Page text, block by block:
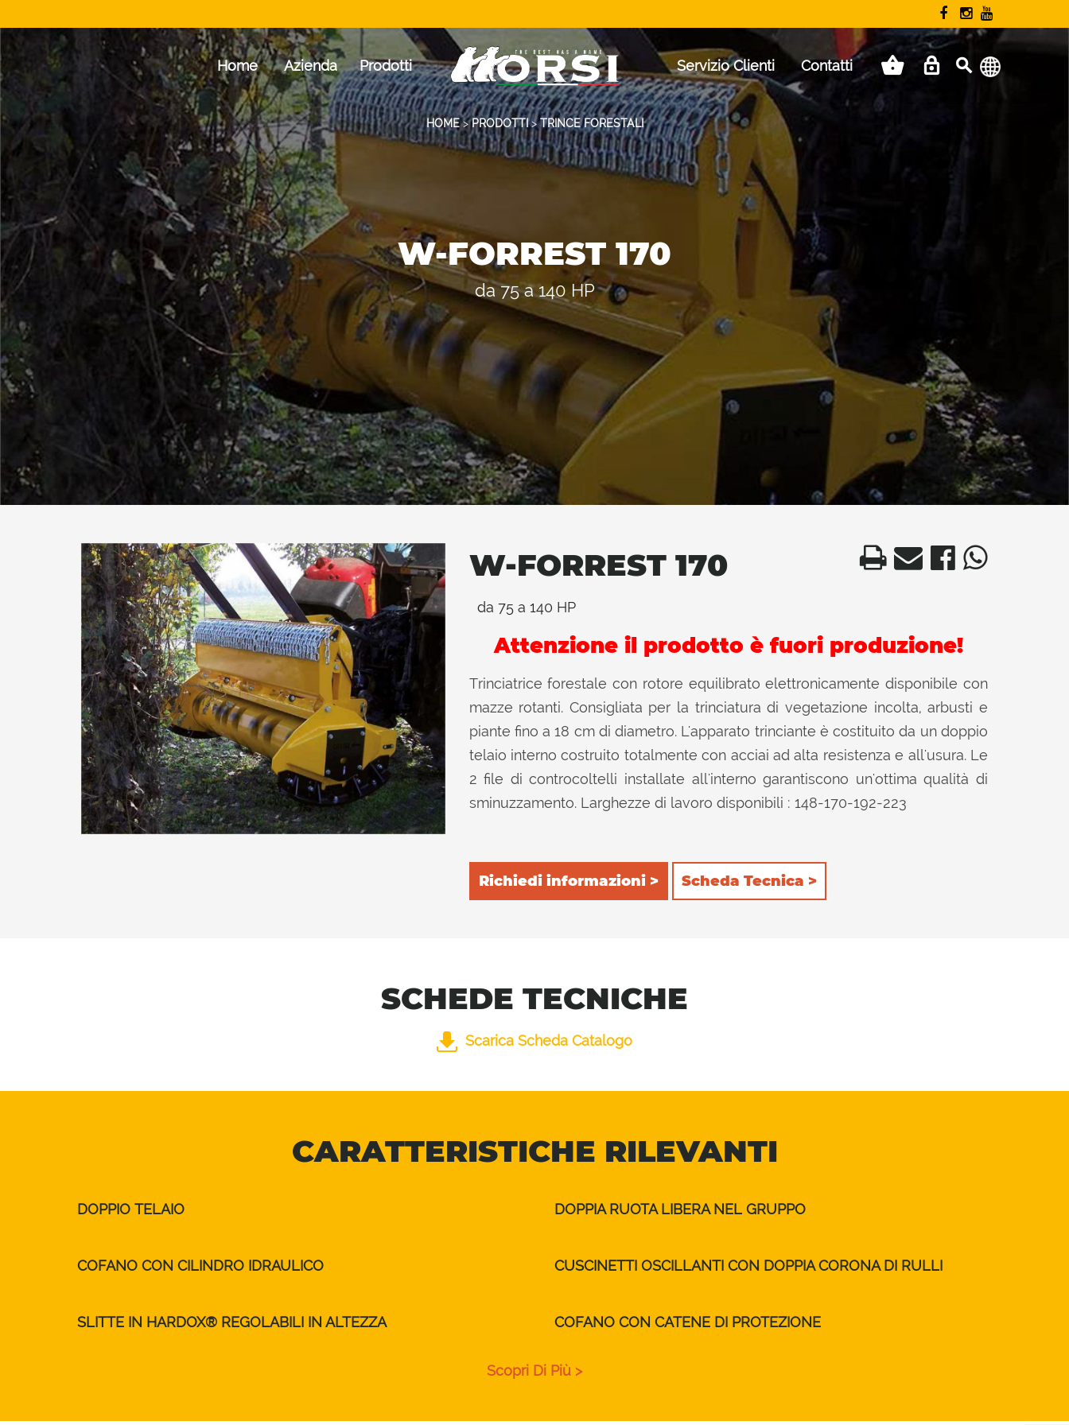
Home Azienda Prodotti Servizio Clienti Contatti
HOME>PRODOTTI>TRINCE FORESTALI
W-FORREST 170
da 75 a 140 HP
W-FORREST 170
da 75 a 140 HP
Attenzione il prodotto è fuori produzione!
Trinciatrice forestale con rotore equilibrato elettronicamente disponibile con
mazze rotanti. Consigliata per la trinciatura di vegetazione incolta, arbusti e
piante fino a 18 cm di diametro. L'apparato trinciante è costituito da un doppio
telaio interno costruito totalmente con acciai ad alta resistenza e all'usura. Le
2 file di controcoltelli installate all'interno garantiscono un'ottima qualità di
sminuzzamento. Larghezze di lavoro disponibili : 148-170-192-223
Richiedi informazioni > Scheda Tecnica >
SCHEDE TECNICHE
Scarica Scheda Catalogo
CARATTERISTICHE RILEVANTI
DOPPIO TELAIO DOPPIA RUOTA LIBERA NEL GRUPPO
COFANO CON CILINDRO IDRAULICO CUSCINETTI OSCILLANTI CON DOPPIA CORONA DI RULLI
SLITTE IN HARDOX® REGOLABILI IN ALTEZZA COFANO CON CATENE DI PROTEZIONE
Scopri Di Più >